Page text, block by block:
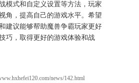
模式和自定义设置等方法，玩家
角，提高自己的游戏水平。希望
建议能够帮助魔兽争霸玩家更好
巧，取得更好的游戏体验和战
news/142.html